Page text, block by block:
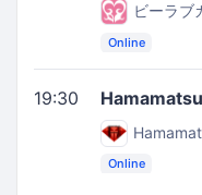
ビーラブ
Online
19:30
Online